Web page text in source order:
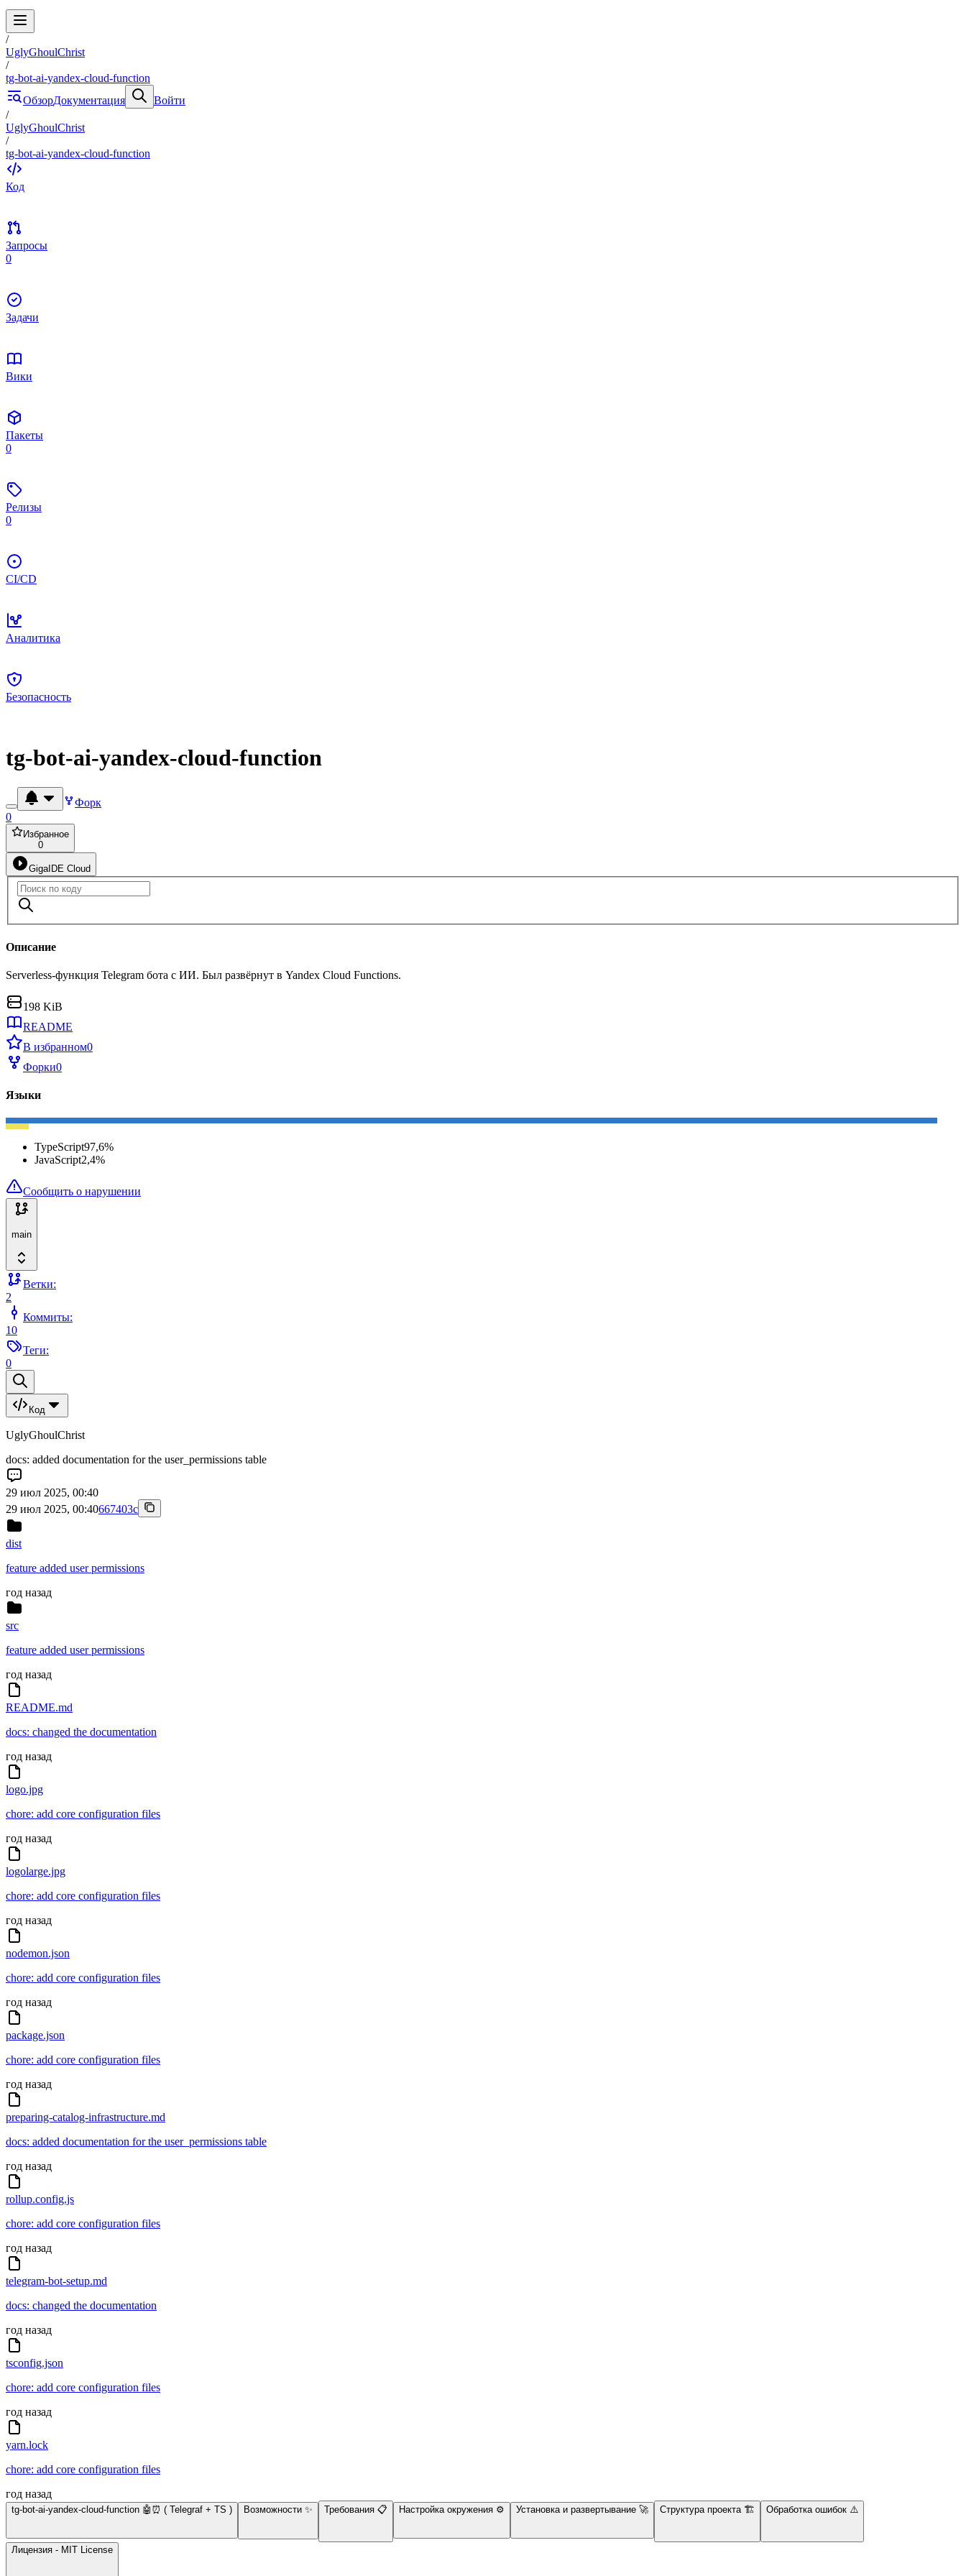
/
UglyGhoulChrist
/
tg-bot-ai-yandex-cloud-function
ОбзорДокументация
Войти
/
UglyGhoulChrist
/
tg-bot-ai-yandex-cloud-function
Код
Запросы
0
Задачи
Вики
Пакеты
0
Релизы
0
CI/CD
Аналитика
Безопасность
tg-bot-ai-yandex-cloud-function
Форк
0
Избранное
0
GigaIDE Cloud
Описание
Serverless-функция Telegram бота с ИИ. Был развёрнут в Yandex Cloud Functions.
198 KiB
README
В избранном0
Форки0
Языки
TypeScript97,6%
JavaScript2,4%
Сообщить о нарушении
main
Ветки:
2
Коммиты:
10
Теги:
0
Код
UglyGhoulChrist
docs: added documentation for the user_permissions table
29 июл 2025, 00:40
29 июл 2025, 00:40667403c
dist
feature added user permissions
год назад
src
feature added user permissions
год назад
README.md
docs: changed the documentation
год назад
logo.jpg
chore: add core configuration files
год назад
logolarge.jpg
chore: add core configuration files
год назад
nodemon.json
chore: add core configuration files
год назад
package.json
chore: add core configuration files
год назад
preparing-catalog-infrastructure.md
docs: added documentation for the user_permissions table
год назад
rollup.config.js
chore: add core configuration files
год назад
telegram-bot-setup.md
docs: changed the documentation
год назад
tsconfig.json
chore: add core configuration files
год назад
yarn.lock
chore: add core configuration files
год назад
tg-bot-ai-yandex-cloud-function 🤖⏰ ( Telegraf + TS ) Возможности ✨ Требования 📋 Настройка окружения ⚙️ Установка и развертывание 🚀 Структура проекта 🏗 Обработка ошибок ⚠️
Лицензия - MIT License